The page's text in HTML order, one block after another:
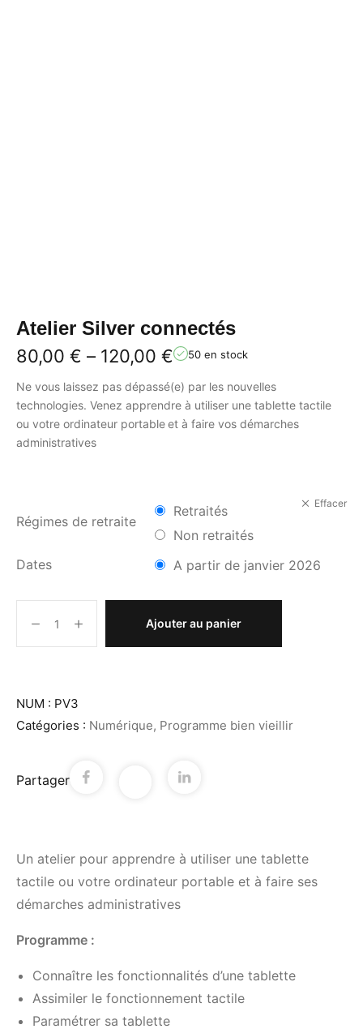
Atelier Silver connectés
80,00 € – 120,00 € 50 en stock
Ne vous laissez pas dépassé(e) par les nouvelles
technologies. Venez apprendre à utiliser une tablette tactile
ou votre ordinateur portableet à faire vos démarches
administratives
Régimes de retraite
Retraités
Non retraités
Dates
A partir de janvier 2026
Effacer
Ajouter au panier
NUM : PV3
Catégories : Numérique, Programme bien vieillir
Partager
Un atelier pour apprendre à utiliser une tablette
tactile ou votre ordinateur portable et à faire ses
démarches administratives
Programme :
Connaître les fonctionnalités d’une tablette
Assimiler le fonctionnement tactile
Paramétrer sa tablette